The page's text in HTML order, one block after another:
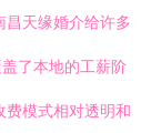
昌天缘婚介给许多
了本地的工薪阶
费模式相对透明和